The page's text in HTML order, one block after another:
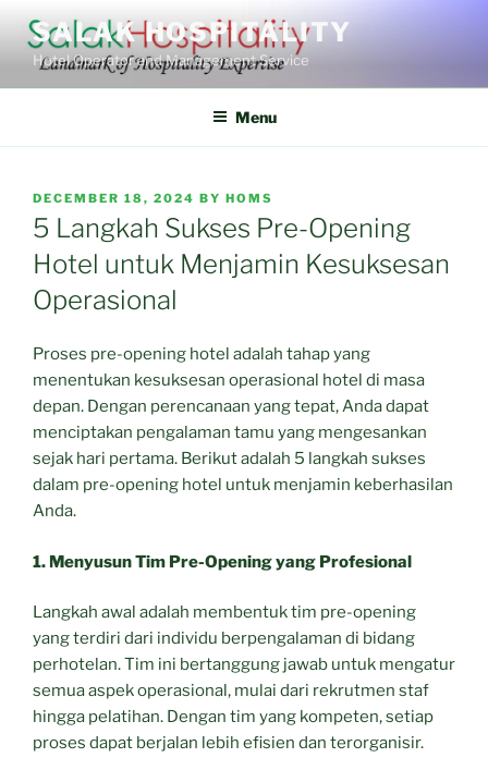
content
SALAK HOSPITALITY
Hotel Operator and Management Service
Menu
POSTED
ON
DECEMBER 18, 2024 BY HOMS
5 Langkah Sukses Pre-Opening
Hotel untuk Menjamin Kesuksesan
Operasional
Proses pre-opening hotel adalah tahap yang
menentukan kesuksesan operasional hotel di masa
depan. Dengan perencanaan yang tepat, Anda dapat
menciptakan pengalaman tamu yang mengesankan
sejak hari pertama. Berikut adalah 5 langkah sukses
dalam pre-opening hotel untuk menjamin keberhasilan
Anda.
1. Menyusun Tim Pre-Opening yang Profesional
Langkah awal adalah membentuk tim pre-opening
yang terdiri dari individu berpengalaman di bidang
perhotelan. Tim ini bertanggung jawab untuk mengatur
semua aspek operasional, mulai dari rekrutmen staf
hingga pelatihan. Dengan tim yang kompeten, setiap
proses dapat berjalan lebih efisien dan terorganisir.